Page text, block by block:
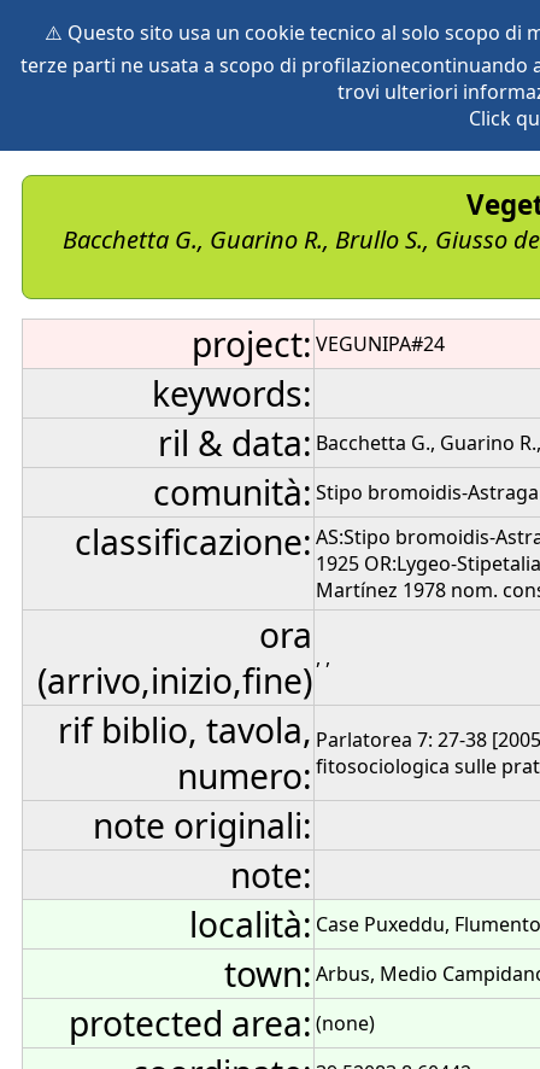
⚠️ Questo sito usa un cookie tecnico al solo scopo di
terze parti ne usata a scopo di
trovi ulteriori
Click
vegetation global db
Bacchetta G., Guarino R., Brullo S., Giusso
project: VEGUNIPA#24
keywords:
ril & data: Bacchetta G., Guarino
comunità: Stipo bromoidis-
classificazione: AS:Stipo bromoidis-
1925 OR:Lygeo-
Martínez 1978 nom.
ora
(arrivo,inizio,fine), ,
rif biblio, tavola,
numero:
Parlatorea 7: 27-38
fitosociologica sulle
note originali:
note:
località: Case Puxeddu,
town: Arbus, Medio
protected area: (none)